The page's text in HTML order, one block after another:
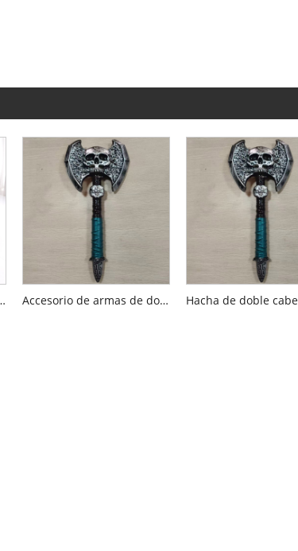
de copa de sangre Accesorio de armas de dos cabezas de calavera de Halloween